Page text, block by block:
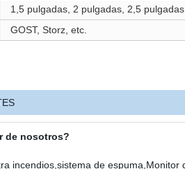
1,5 pulgadas, 2 pulgadas, 2,5
GOST, Storz, etc.
de nosotros?
incendios,sistema de